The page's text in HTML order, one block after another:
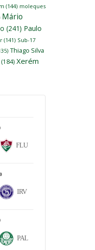
(144) moleques
Mário
(241) Paulo
(141) Sub-17
Thiago Silva
(184) Xerém
FLU
IRV
PAL